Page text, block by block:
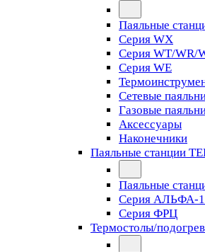
Паяльные
Серия WX
Серия WT/WR/
Серия WE
Сетевые
Газовые
Аксессуары
Наконечники
Паяльные станции
Паяльные
Серия АЛЬФА-
Серия ФРЦ
Термостолы/